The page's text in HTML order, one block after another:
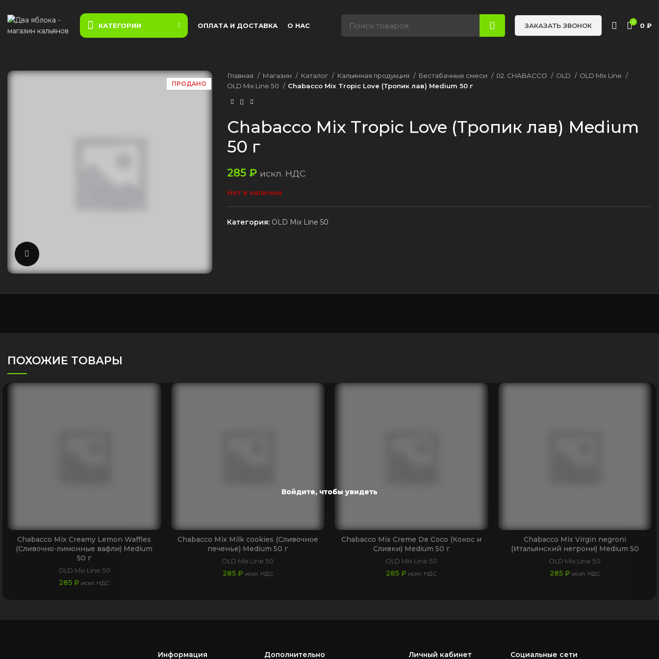
КАТЕГОРИИ ОПЛАТА И ДОСТАВКА О НАС ЗАКАЗАТЬ ЗВОНОК 0 0 ₽
ПРОДАНО
Главная Магазин Каталог Кальянная продукция Бестабачные смеси 02. CHABACCO OLD
OLD Mix Line
OLD Mix Line 50
Chabacco Mix Tropic Love (Тропик лав) Medium 50 г
Chabacco Mix Tropic Love (Тропик лав) Medium
50 г
285 ₽ искл. НДС
Нет в наличии
Категория: OLD Mix Line 50
ПОХОЖИЕ ТОВАРЫ
Войдите, чтобы увидеть
Chabacco Mix Creamy Lemon Waffles
(Сливочно-лимонные вафли) Medium
50 г
OLD Mix Line 50
285₽ искл. НДС
Войдите, чтобы увидеть
Chabacco Mix Milk cookies (Сливочное
печенье) Medium 50 г
OLD Mix Line 50
285 ₽ искл. НДС
Войдите, чтобы увидеть
Chabacco Mix Creme De Coco (Кокос и
Сливки) Medium 50 г
OLD Mix Line 50
285₽ искл. НДС
Войдите, чтобы увидеть
Chabacco Mix Virgin negroni
(Итальянский негрони) Medium 50
OLD Mix Line 50
285 ₽ искл. НДС
Войдите, чтобы увидеть
Информация Дополнительно Личный кабинет Социальные сети